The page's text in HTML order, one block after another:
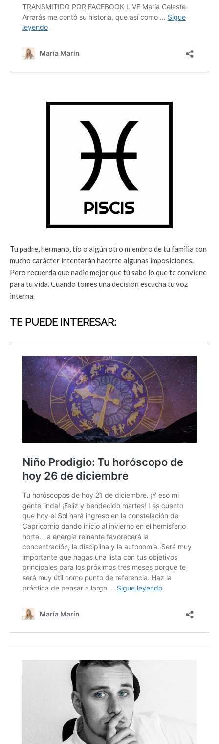
Tu padre, hermano, tío o algún otro miembro de tu familia con
mucho carácter intentarán hacerte algunas imposiciones.
Pero recuerda que nadie mejor que tú sabe lo que te conviene
para tu vida. Cuando tomes una decisión escucha tu voz
interna.
TE PUEDE INTERESAR: